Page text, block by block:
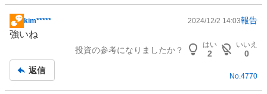
掲
示
事
kim***** 2024/12/2 14:03報告
強いね
投資の参考になりましたか？
はい
2
いいえ
0
返信
No.4770